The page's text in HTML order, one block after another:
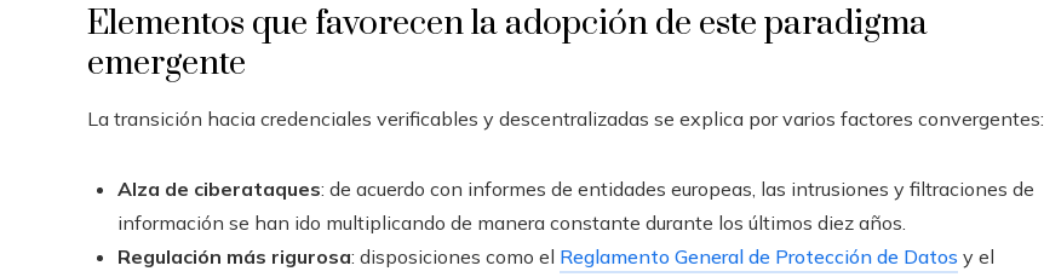
Elementos que favorecen la adopción de este paradigma
emergente
La transición hacia credenciales verificables y descentralizadas se explica por varios factores convergentes:
Alza de ciberataques: de acuerdo con informes de entidades europeas, las intrusiones y filtraciones de
información se han ido multiplicando de manera constante durante los últimos diez años.
Regulación más rigurosa: disposiciones como el Reglamento General de Protección de Datos y el